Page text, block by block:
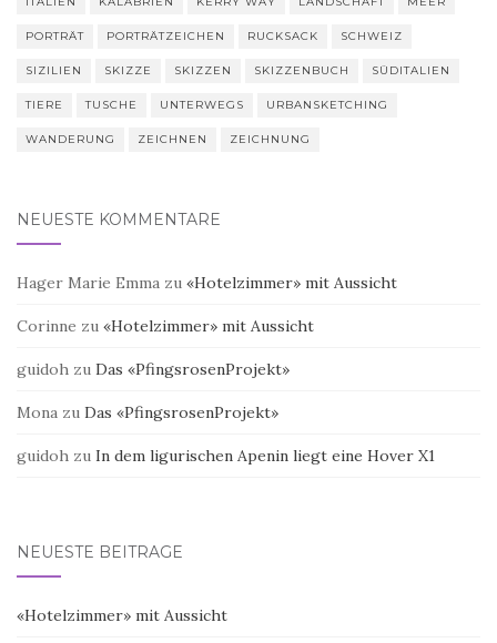
PORTRÄT PORTRÄTZEICHEN RUCKSACK SCHWEIZ
SIZILIEN SKIZZE SKIZZEN SKIZZENBUCH SÜDITALIEN
TIERE TUSCHE UNTERWEGS URBANSKETCHING
WANDERUNG ZEICHNEN ZEICHNUNG
NEUESTE KOMMENTARE
Hager Marie Emma zu «Hotelzimmer» mit Aussicht
Corinne zu «Hotelzimmer» mit Aussicht
guidoh zu Das «PfingsrosenProjekt»
Mona zu Das «PfingsrosenProjekt»
guidoh zu In dem ligurischen Apenin liegt eine Hover X1
NEUESTE BEITRÄGE
«Hotelzimmer» mit Aussicht